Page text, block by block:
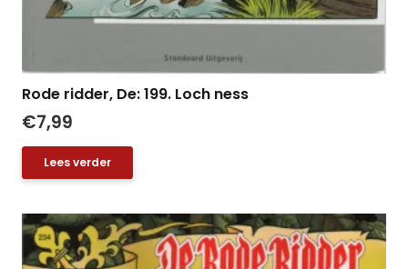
Rode ridder, De: 199. Loch ness
€7,99
Lees verder